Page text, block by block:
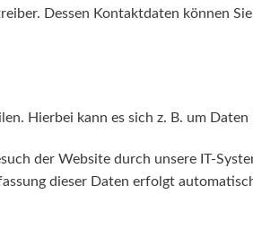
Dessen Kontaktdaten können
Hierbei kann es sich z. B. um
der Website durch unsere IT-
dieser Daten erfolgt